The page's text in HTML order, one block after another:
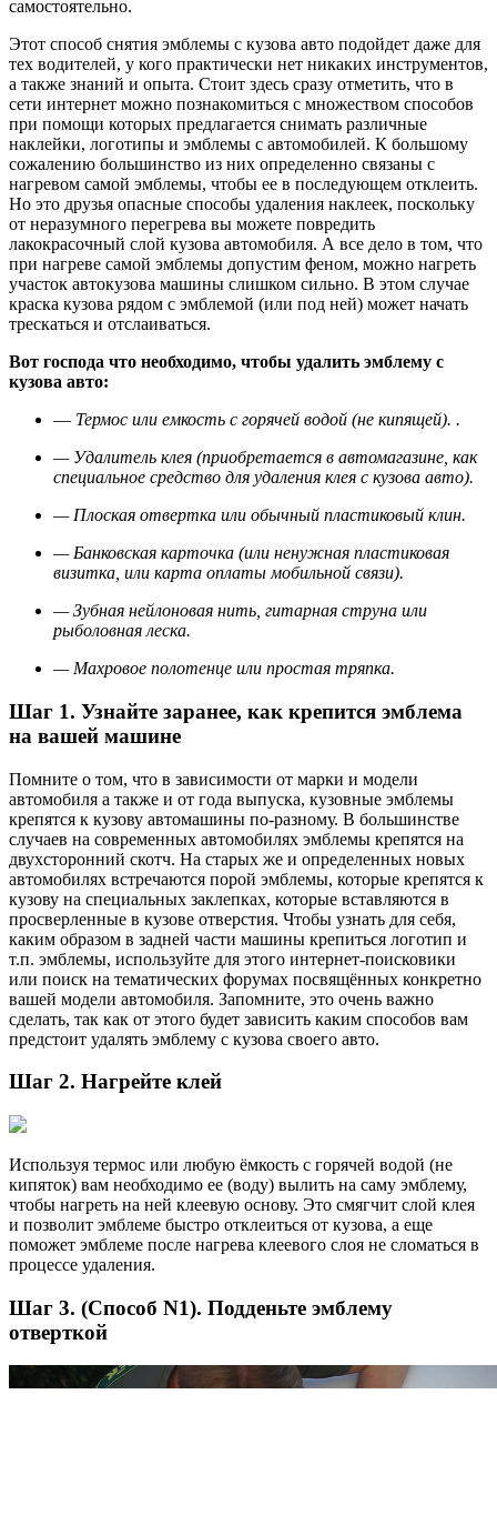
самостоятельно.
Этот способ снятия эмблемы с кузова авто подойдет даже для
тех водителей, у кого практически нет никаких инструментов,
а также знаний и опыта. Стоит здесь сразу отметить, что в
сети интернет можно познакомиться с множеством способов
при помощи которых предлагается снимать различные
наклейки, логотипы и эмблемы с автомобилей. К большому
сожалению большинство из них определенно связаны с
нагревом самой эмблемы, чтобы ее в последующем отклеить.
Но это друзья опасные способы удаления наклеек, поскольку
от неразумного перегрева вы можете повредить
лакокрасочный слой кузова автомобиля. А все дело в том, что
при нагреве самой эмблемы допустим феном, можно нагреть
участок автокузова машины слишком сильно. В этом случае
краска кузова рядом с эмблемой (или под ней) может начать
трескаться и отслаиваться.
Вот господа что необходимо, чтобы удалить эмблему с
кузова авто:
— Термос или емкость с горячей водой (не кипящей). .
— Удалитель клея (приобретается в автомагазине, как
специальное средство для удаления клея с кузова авто).
— Плоская отвертка или обычный пластиковый клин.
— Банковская карточка (или ненужная пластиковая
визитка, или карта оплаты мобильной связи).
— Зубная нейлоновая нить, гитарная струна или
рыболовная леска.
— Махровое полотенце или простая тряпка.
Шаг 1. Узнайте заранее, как крепится эмблема
на вашей машине
Помните о том, что в зависимости от марки и модели
автомобиля а также и от года выпуска, кузовные эмблемы
крепятся к кузову автомашины по-разному. В большинстве
случаев на современных автомобилях эмблемы крепятся на
двухсторонний скотч. На старых же и определенных новых
автомобилях встречаются порой эмблемы, которые крепятся к
кузову на специальных заклепках, которые вставляются в
просверленные в кузове отверстия. Чтобы узнать для себя,
каким образом в задней части машины крепиться логотип и
т.п. эмблемы, используйте для этого интернет-поисковики
или поиск на тематических форумах посвящённых конкретно
вашей модели автомобиля. Запомните, это очень важно
сделать, так как от этого будет зависить каким способов вам
предстоит удалять эмблему с кузова своего авто.
Шаг 2. Нагрейте клей
Используя термос или любую ёмкость с горячей водой (не
кипяток) вам необходимо ее (воду) вылить на саму эмблему,
чтобы нагреть на ней клеевую основу. Это смягчит слой клея
и позволит эмблеме быстро отклеиться от кузова, а еще
поможет эмблеме после нагрева клеевого слоя не сломаться в
процессе удаления.
Шаг 3. (Способ N1). Подденьте эмблему
отверткой